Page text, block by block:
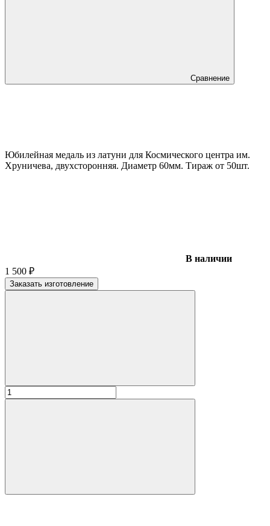
Сравнение
Юбилейная медаль из латуни для Космического центра им.
Хруничева, двухсторонняя. Диаметр 60мм. Тираж от 50шт.
В наличии
1 500 ₽
Заказать изготовление